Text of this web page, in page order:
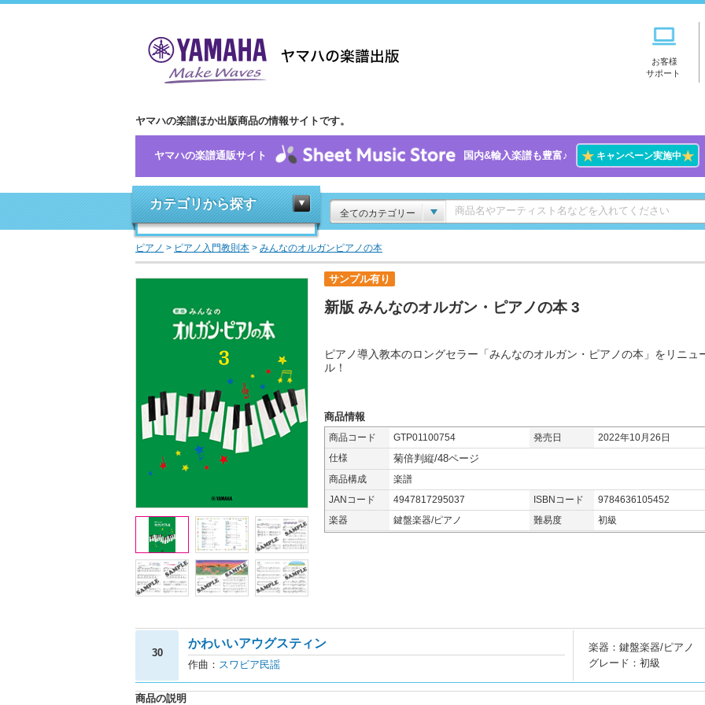
お客様
サポート
ヤマハの楽譜ほか出版商品の情報サイトです。
ヤマハの楽譜通販サイト 国内&輸入楽譜も豊富♪ ★キャンペーン実施中★
カテゴリから探す
全てのカテゴリー
ピアノ > ピアノ入門教則本 > みんなのオルガンピアノの本
サンプル有り
新版 みんなのオルガン・ピアノの本 3
ピアノ導入教本のロングセラー「みんなのオルガン・ピアノの本」をリニュ
ル！
商品情報
商品コード GTP01100754 発売日
2022年10月26日
仕様
菊倍判縦/48ページ
商品構成
楽譜
JANコード
4947817295037 ISBNコード
9784636105452
楽器
鍵盤楽器/ピアノ 難易度 初級
30
かわいいアウグスティン
作曲： スワビア民謡
楽器：鍵盤楽器/ピアノ
グレード：初級
商品の説明